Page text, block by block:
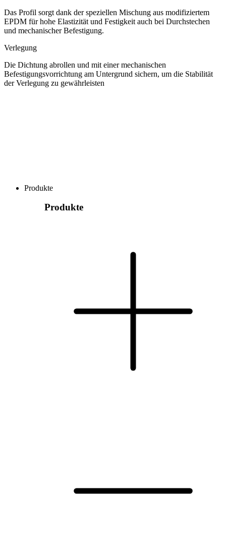
Das Profil sorgt dank der speziellen Mischung aus modifiziertem
EPDM für hohe Elastizität und Festigkeit auch bei Durchstechen
und mechanischer Befestigung.
Verlegung
Die Dichtung abrollen und mit einer mechanischen
Befestigungsvorrichtung am Untergrund sichern, um die Stabilität
der Verlegung zu gewährleisten
Produkte
Produkte